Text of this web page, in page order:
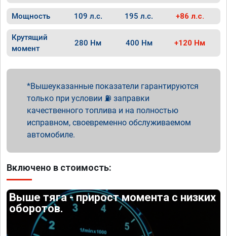
Мощность 109 л.с. 195 л.с. +86 л.с.
Крутящий
момент
280 Нм 400 Нм +120 Нм
Вышеуказанные показатели гарантируются
только при условии ⛽ заправки
качественного топлива и на полностью
исправном, своевременно обслуживаемом
автомобиле.
Включено в стоимость:
Выше тяга - прирост момента с низких
оборотов.